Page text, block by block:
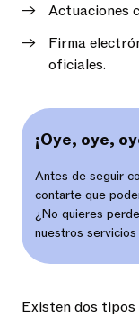
Actuaciones
Firma
oficiales.
¡Oye, oye,
Antes de seguir
contarte que
¿No quieres
nuestros
Existen dos